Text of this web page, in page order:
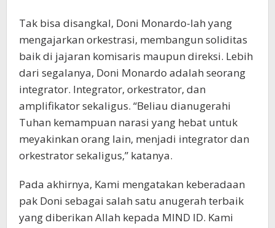
Tak bisa disangkal, Doni Monardo-lah yang
mengajarkan orkestrasi, membangun soliditas
baik di jajaran komisaris maupun direksi. Lebih
dari segalanya, Doni Monardo adalah seorang
integrator. Integrator, orkestrator, dan
amplifikator sekaligus. “Beliau dianugerahi
Tuhan kemampuan narasi yang hebat untuk
meyakinkan orang lain, menjadi integrator dan
orkestrator sekaligus,” katanya.
Pada akhirnya, Kami mengatakan keberadaan
pak Doni sebagai salah satu anugerah terbaik
yang diberikan Allah kepada MIND ID. Kami